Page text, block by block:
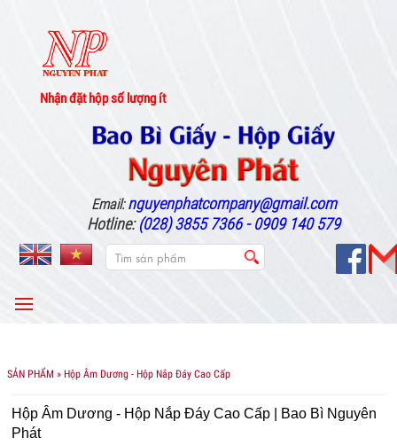
Nhận đặt hộp số lượng ít
Email:nguyenphatcompany@gmail.com
Hotline:(028) 3855 7366 - 0909 140 579
MENU
SẢN PHẨM » Hộp Âm Dương - Hộp Nắp Đáy Cao Cấp
Hộp Âm Dương - Hộp Nắp Đáy Cao Cấp | Bao Bì Nguyên
Phát